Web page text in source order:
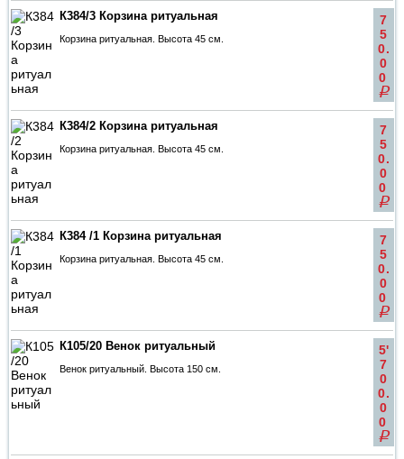
К384/3 Корзина ритуальная
Корзина ритуальная. Высота 45 см.
7
5
0.
0
0
q
К384/2 Корзина ритуальная
Корзина ритуальная. Высота 45 см.
7
5
0.
0
0
q
К384 /1 Корзина ритуальная
Корзина ритуальная. Высота 45 см.
7
5
0.
0
0
q
К105/20 Венок ритуальный
Венок ритуальный. Высота 150 см.
5'
7
0
0.
0
0
q